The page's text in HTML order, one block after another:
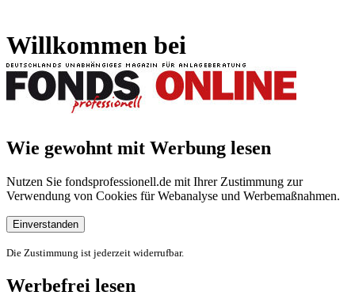
Willkommen bei
Wie gewohnt mit Werbung lesen
Nutzen Sie fondsprofessionell.de mit Ihrer Zustimmung zur
Verwendung von Cookies für Webanalyse und Werbemaßnahmen.
Einverstanden
Die Zustimmung ist jederzeit widerrufbar.
Werbefrei lesen